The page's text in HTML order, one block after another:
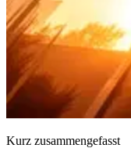
Kurz zusammengefasst